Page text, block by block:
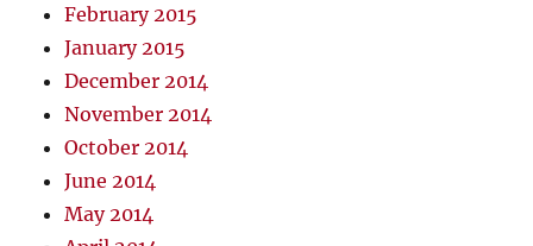
February 2015
January 2015
December 2014
November 2014
October 2014
June 2014
May 2014